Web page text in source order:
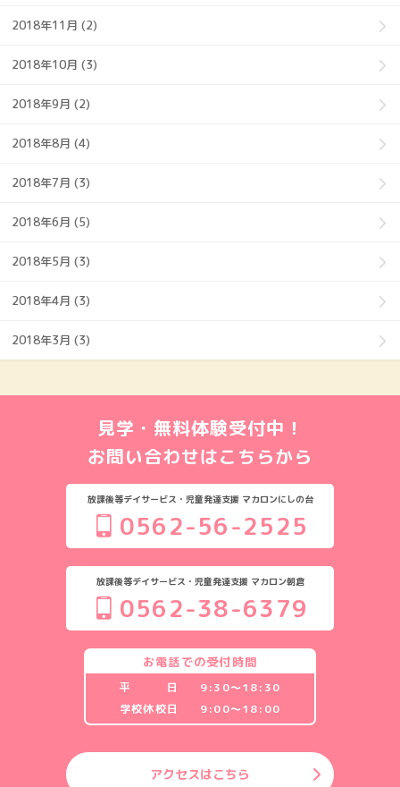
2018年11月 (2)
2018年10月 (3)
2018年9月 (2)
2018年8月 (4)
2018年7月 (3)
2018年6月 (5)
2018年5月 (3)
2018年4月 (3)
2018年3月 (3)
見学・無料体験受付中！
お問い合わせはこちらから
放課後等デイサービス・児童発達支援 マカロンにしの台
0562-56-2525
放課後等デイサービス・児童発達支援 マカロン朝倉
0562-38-6379
お電話での受付時間
平 日
9:30〜18:30
学校休校日
9:00〜18:00
アクセスはこちら